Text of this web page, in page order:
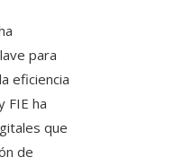
para
eficiencia
FIE ha
que
de